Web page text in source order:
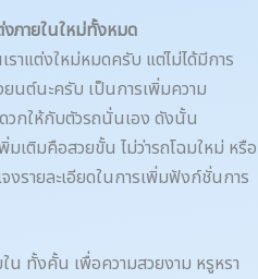
ภายในใหม่ทั้งหมด
าแต่งใหม่หมดครับ แต่ไม่ได้มีการ
นต์นะครับ เป็นการเพิ่มความ
วกให้กับตัวรถนั่นเอง ดังนั้น
เติมคือสวยขั้น ไม่ว่ารถโฉมใหม่ หรือ
รายละเอียดในการเพิ่มฟังก์ชั่นการ
น ทั้งคั้น เพื่อความสวยงาม หรูหรา